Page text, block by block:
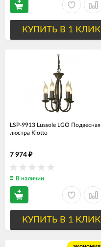
КУПИТЬ В 1 КЛИК
LSP-9913 Lussole LGO Подвесная
люстра Klotto
7 974 ₽
В наличии
КУПИТЬ В 1 КЛИК